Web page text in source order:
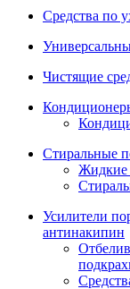
Средства по
Чистящие
Стиральные
Жидкие
Усилители
антинакипин